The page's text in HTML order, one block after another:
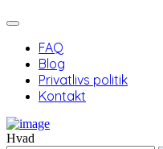
FAQ
Blog
Privatlivs politik
Kontakt
Hvad